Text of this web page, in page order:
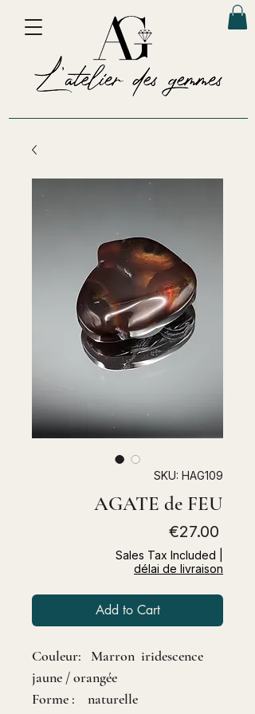
SKU: HAG109
AGATE de FEU
€27.00
Sales Tax Included
délai de livraison
Add to Cart
Couleur: Marron iridescence
jaune / orangée
Forme : naturelle